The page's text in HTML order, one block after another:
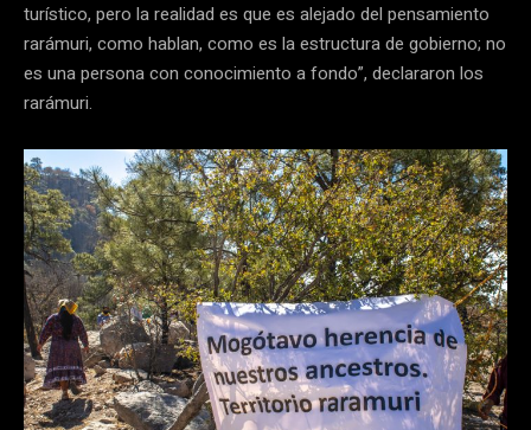
turístico, pero la realidad es que es alejado del pensamiento
rarámuri, como hablan, como es la estructura de gobierno; no
es una persona con conocimiento a fondo”, declararon los
rarámuri.